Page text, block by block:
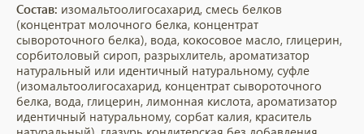
Состав: изомальтоолигосахарид, смесь белков
(концентрат молочного белка, концентрат
сывороточного белка), вода, кокосовое масло, глицерин,
сорбитоловый сироп, разрыхлитель, ароматизатор
натуральный или идентичный натуральному, суфле
(изомальтоолигосахарид, концентрат сывороточного
белка, вода, глицерин, лимонная кислота, ароматизатор
идентичный натуральному, сорбат калия, краситель